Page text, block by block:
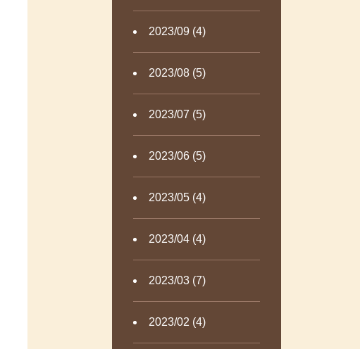
2023/09 (4)
2023/08 (5)
2023/07 (5)
2023/06 (5)
2023/05 (4)
2023/04 (4)
2023/03 (7)
2023/02 (4)